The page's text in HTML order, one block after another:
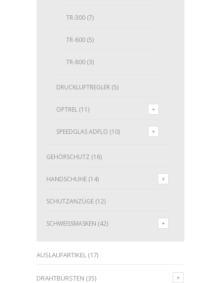
TR-300 (7)
TR-600 (5)
TR-800 (3)
DRUCKLUFTREGLER (5)
OPTREL (11)
SPEEDGLAS ADFLO (10)
GEHÖRSCHUTZ (16)
HANDSCHUHE (14)
SCHUTZANZÜGE (12)
SCHWEISSMASKEN (42)
AUSLAUFARTIKEL (17)
DRAHTBÜRSTEN (35)